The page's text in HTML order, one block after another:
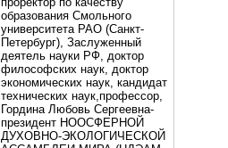
образования Смольного
университета РАО (Санкт-
Петербург), Заслуженный
деятель науки РФ, доктор
философских наук, доктор
экономических наук, кандидат
технических наук,профессор,
Гордина Любовь Сергеевна-
президент НООСФЕРНОЙ
ДУХОВНО-ЭКОЛОГИЧЕСКОЙ